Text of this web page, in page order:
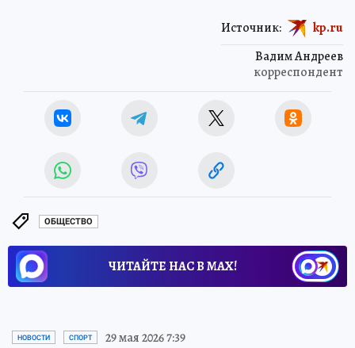
Вадим Андреев
корреспондент
Источник: kp.ru
ОБЩЕСТВО
ЧИТАЙТЕ НАС В МАХ!
НОВОСТИ СПОРТ 29 мая 2026 7:39